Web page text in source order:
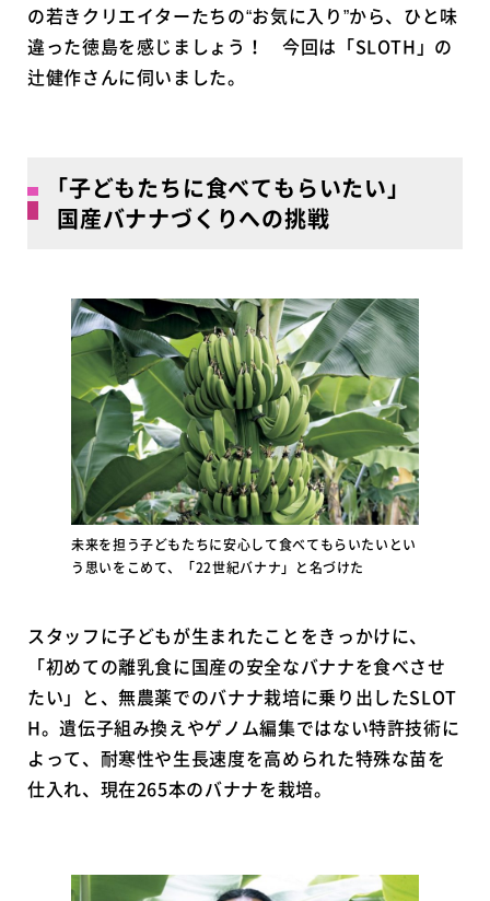
の若きクリエイターたちの“お気に入り”から、ひと味
違った徳島を感じましょう！ 今回は「SLOTH」の
辻健作さんに伺いました。
｢子どもたちに食べてもらいたい｣
国産バナナづくりへの挑戦
未来を担う子どもたちに安心して食べてもらいたいとい
う思いをこめて、「22世紀バナナ」と名づけた
スタッフに子どもが生まれたことをきっかけに、
「初めての離乳食に国産の安全なバナナを食べさせ
たい」と、無農薬でのバナナ栽培に乗り出したSLOT
H。遺伝子組み換えやゲノム編集ではない特許技術に
よって、耐寒性や生長速度を高められた特殊な苗を
仕入れ、現在265本のバナナを栽培。